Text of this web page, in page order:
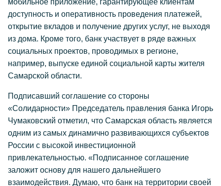
мобильное приложение, гарантирующее клиентам
доступность и оперативность проведения платежей,
открытие вкладов и получение других услуг, не выходя
из дома. Кроме того, банк участвует в ряде важных
социальных проектов, проводимых в регионе,
например, выпуске единой социальной карты жителя
Самарской области.
Подписавший соглашение со стороны
«Солидарности» Председатель правления банка Игорь
Чумаковский отметил, что Самарская область является
одним из самых динамично развивающихся субъектов
России с высокой инвестиционной
привлекательностью. «Подписанное соглашение
заложит основу для нашего дальнейшего
взаимодействия. Думаю, что банк на территории своей